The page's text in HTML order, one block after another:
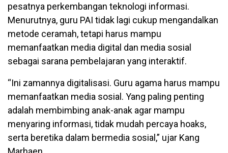
pesatnya perkembangan teknologi informasi.
Menurutnya, guru PAI tidak lagi cukup mengandalkan
metode ceramah, tetapi harus mampu
memanfaatkan media digital dan media sosial
sebagai sarana pembelajaran yang interaktif.
“Ini zamannya digitalisasi. Guru agama harus mampu
memanfaatkan media sosial. Yang paling penting
adalah membimbing anak-anak agar mampu
menyaring informasi, tidak mudah percaya hoaks,
serta beretika dalam bermedia sosial,” ujar Kang